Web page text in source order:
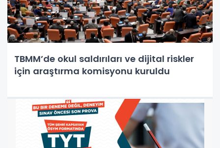
TBMM’de okul saldırıları ve dijital riskler
için araştırma komisyonu kuruldu